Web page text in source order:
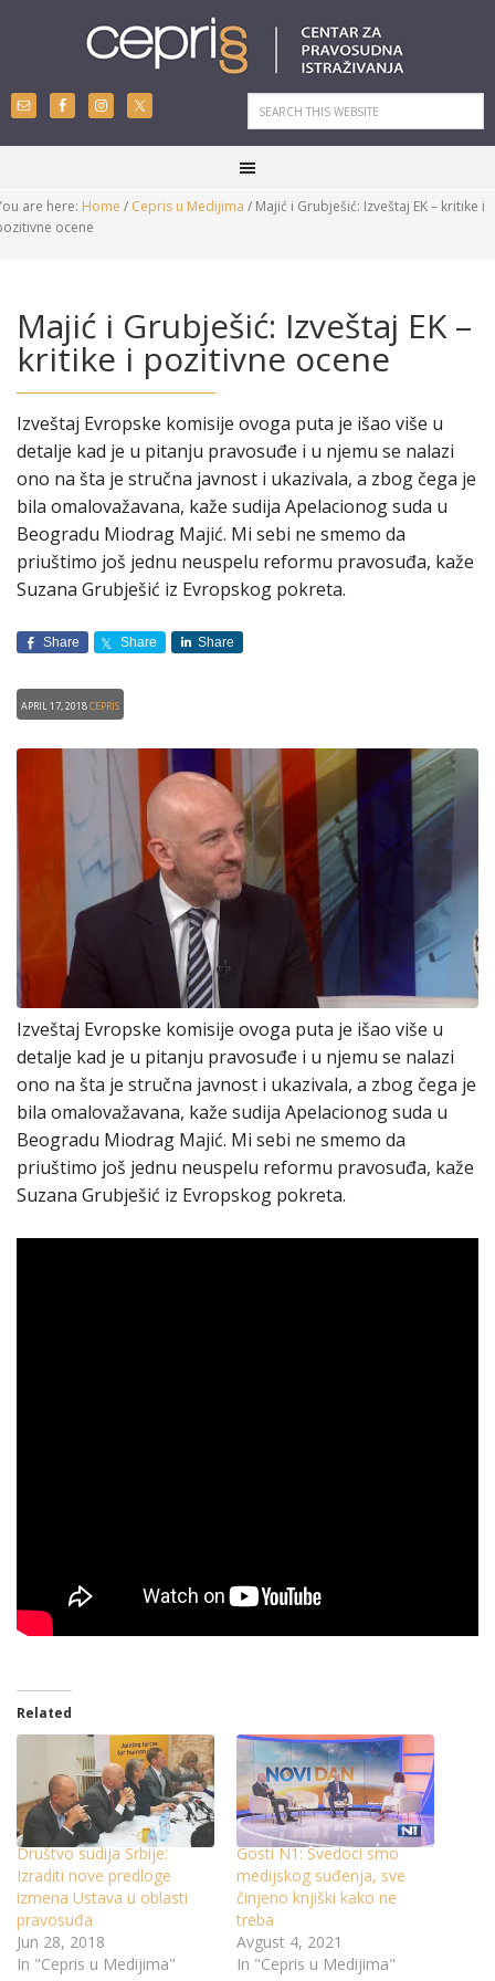
are here: Home / Cepris u Medijima / Majić i Grubješić: Izveštaj EK – kritike i
ocene
Majić i Grubješić: Izveštaj EK –
kritike i pozitivne ocene
Izveštaj Evropske komisije ovoga puta je išao više u
detalje kad je u pitanju pravosuđe i u njemu se nalazi
ono na šta je stručna javnost i ukazivala, a zbog čega je
bila omalovažavana, kaže sudija Apelacionog suda u
Beogradu Miodrag Majić. Mi sebi ne smemo da
priuštimo još jednu neuspelu reformu pravosuđa, kaže
Suzana Grubješić iz Evropskog pokreta.
Share Share Share
April 17, 2018CEPRIS
Izveštaj Evropske komisije ovoga puta je išao više u
detalje kad je u pitanju pravosuđe i u njemu se nalazi
ono na šta je stručna javnost i ukazivala, a zbog čega je
bila omalovažavana, kaže sudija Apelacionog suda u
Beogradu Miodrag Majić. Mi sebi ne smemo da
priuštimo još jednu neuspelu reformu pravosuđa, kaže
Suzana Grubješić iz Evropskog pokreta.
Related
Društvo sudija Srbije:
Izraditi nove predloge
izmena Ustava u oblasti
pravosuđa
Jun 28, 2018
In "Cepris u Medijima"
Gosti N1: Svedoci smo
medijskog suđenja, sve
činjeno knjiški kako ne
treba
Avgust 4, 2021
In "Cepris u Medijima"